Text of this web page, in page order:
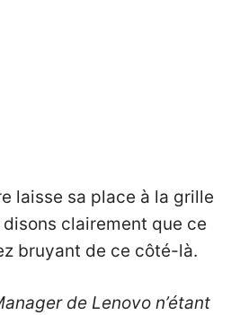
laisse sa place à la grille
clairement que ce
bruyant de ce côté-là.
de Lenovo n’étant